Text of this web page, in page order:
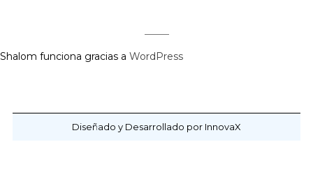
Shalom funciona gracias a WordPress
Diseñado y Desarrollado por InnovaX